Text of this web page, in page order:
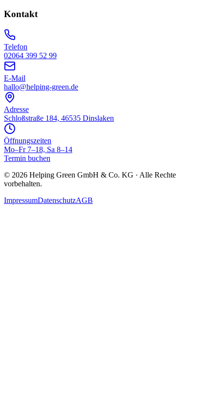
Kontakt
Telefon
02064 399 52 99
E-Mail
hallo@helping-green.de
Adresse
Schloßstraße 184, 46535 Dinslaken
Öffnungszeiten
Mo–Fr 7–18, Sa 8–14
Termin buchen
© 2026 Helping Green GmbH & Co. KG · Alle Rechte
vorbehalten.
ImpressumDatenschutzAGB